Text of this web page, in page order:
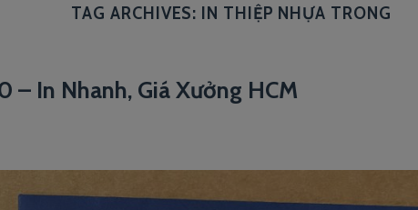
TAG ARCHIVES: IN THIỆP NHỰA TRONG
– In Nhanh, Giá Xưởng HCM